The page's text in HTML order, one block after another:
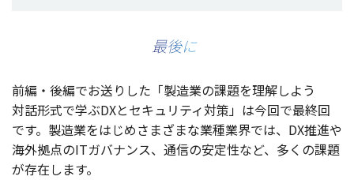
最後に
前編 ・ 後編でお送りした「製造業の課題を理解しよう
対話形式で学ぶDXとセキュリティ対策」は今回で最終回
です。 製造業をはじめさまざまな業種業界では、DX推進や
海外拠点のITガバナンス、 通信の安定性など、多くの課題
が存在します。